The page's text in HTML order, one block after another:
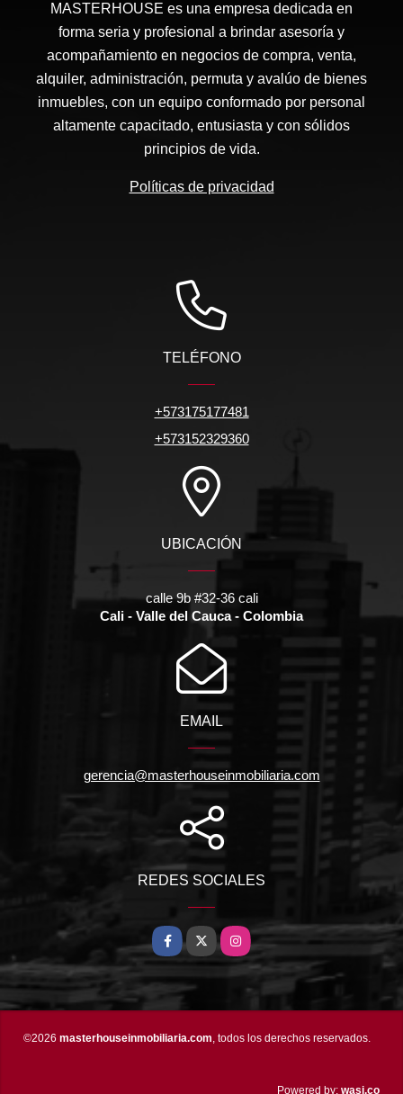
MASTERHOUSE es una empresa dedicada en
forma seria y profesional a brindar asesoría y
acompañamiento en negocios de compra, venta,
alquiler, administración, permuta y avalúo de bienes
inmuebles, con un equipo conformado por personal
altamente capacitado, entusiasta y con sólidos
principios de vida.
Políticas de privacidad
TELÉFONO
+573175177481
+573152329360
UBICACIÓN
calle 9b #32-36 cali
Cali - Valle del Cauca - Colombia
EMAIL
gerencia@masterhouseinmobiliaria.com
REDES SOCIALES
Facebook
X Instagram
©2026 masterhouseinmobiliaria.com, todos los derechos reservados.
Powered by: wasi.co